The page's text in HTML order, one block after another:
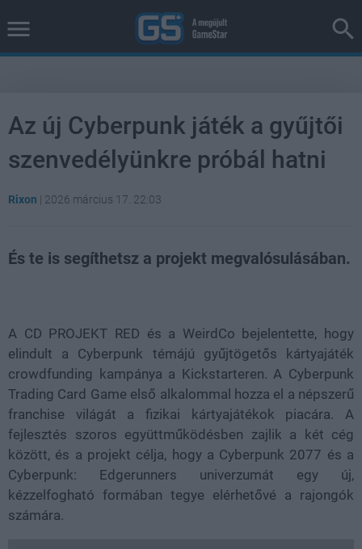
Az új Cyberpunk játék a gyűjtői
szenvedélyünkre próbál hatni
Rixon | 2026 március 17. 22:03
És te is segíthetsz a projekt megvalósulásában.
A CD PROJEKT RED és a WeirdCo bejelentette, hogy
elindult a Cyberpunk témájú gyűjtögetős kártyajáték
crowdfunding kampánya a Kickstarteren. A Cyberpunk
Trading Card Game első alkalommal hozza el a népszerű
franchise világát a fizikai kártyajátékok piacára. A
fejlesztés szoros együttműködésben zajlik a két cég
között, és a projekt célja, hogy a Cyberpunk 2077 és a
Cyberpunk: Edgerunners univerzumát egy új,
kézzelfogható formában tegye elérhetővé a rajongók
számára.